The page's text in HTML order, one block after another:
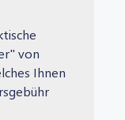
von
Ihnen